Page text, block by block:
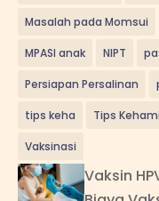
Masalah pada Momsui
MPASI anak NIPT
Persiapan Persalinan
tips keha Tips
Vaksinasi
Vaksin